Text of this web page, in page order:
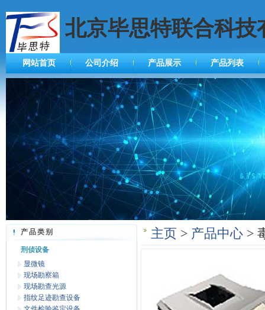
北京毕思特联合科技
网站首页 公司介绍 产品展示 产品列表
产品类别
刑侦设备
显微镜
现场勘察箱
现场勘查光源
指纹足迹勘查设备
主页 > 产品中心 >